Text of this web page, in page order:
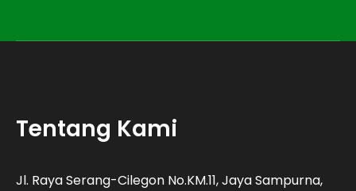
Tentang Kami
Jl. Raya Serang-Cilegon No.KM.11, Jaya Sampurna,